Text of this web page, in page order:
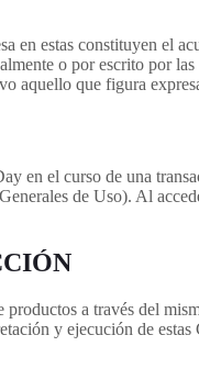
en estas constituyen
o por escrito por
aquello que figura
en el curso de una
de Uso). Al
a través del
y ejecución de